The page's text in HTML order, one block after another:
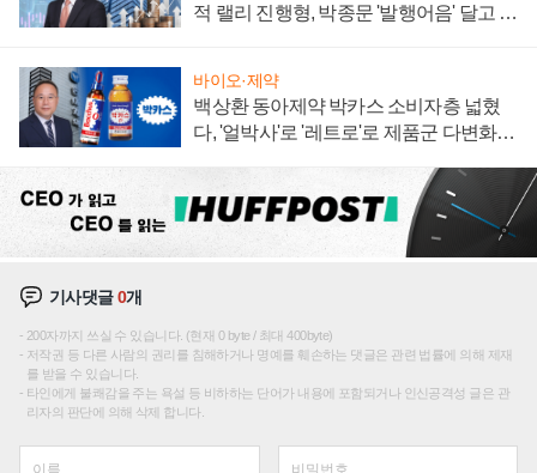
적 랠리 진행형, 박종문 '발행어음' 달고 연
바이오·제약
백상환 동아제약 박카스 소비자층 넓혔
다, '얼박사'로 '레트로'로 제품군 다변화
기사댓글0개
200자까지 쓰실 수 있습니다. (현재 0 byte / 최대 400byte)
저작권 등 다른 사람의 권리를 침해하거나 명예를 훼손하는 댓글은 관련 법률에 의해 제재
를 받을 수 있습니다.
타인에게 불쾌감을 주는 욕설 등 비하하는 단어가 내용에 포함되거나 인신공격성 글은 관
리자의 판단에 의해 삭제 합니다.